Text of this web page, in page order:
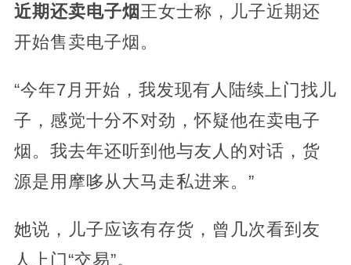
近期还卖电子烟 王女士称，儿子近期还
开始售卖电子烟。
“今年7月开始，我发现有人陆续上门找儿
子，感觉十分不对劲，怀疑他在卖电子
烟。我去年还听到他与友人的对话，货
源是用摩哆从大马走私进来。”
她说，儿子应该有存货，曾几次看到友
人上门“交易”。